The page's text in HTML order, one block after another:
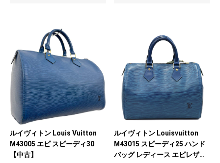
ルイヴィトン Louis Vuitton
M43005 エピ スピーディ30
【中古】
ルイヴィトン Louisvuitton
M43015 スピーディ25 ハンド
バッグ レディース エピレザー